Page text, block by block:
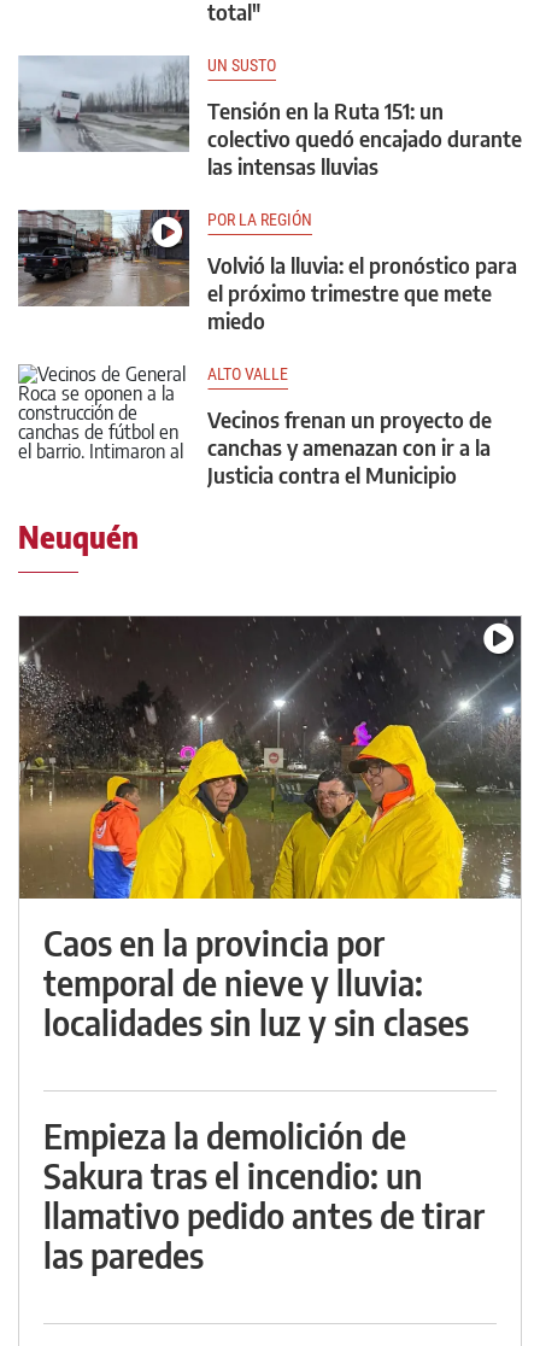
total"
UN SUSTO
Tensión en la Ruta 151: un
colectivo quedó encajado durante
las intensas lluvias
POR LA REGIÓN
Volvió la lluvia: el pronóstico para
el próximo trimestre que mete
miedo
ALTO VALLE
Vecinos frenan un proyecto de
canchas y amenazan con ir a la
Justicia contra el Municipio
Neuquén
Caos en la provincia por
temporal de nieve y lluvia:
localidades sin luz y sin clases
Empieza la demolición de
Sakura tras el incendio: un
llamativo pedido antes de tirar
las paredes